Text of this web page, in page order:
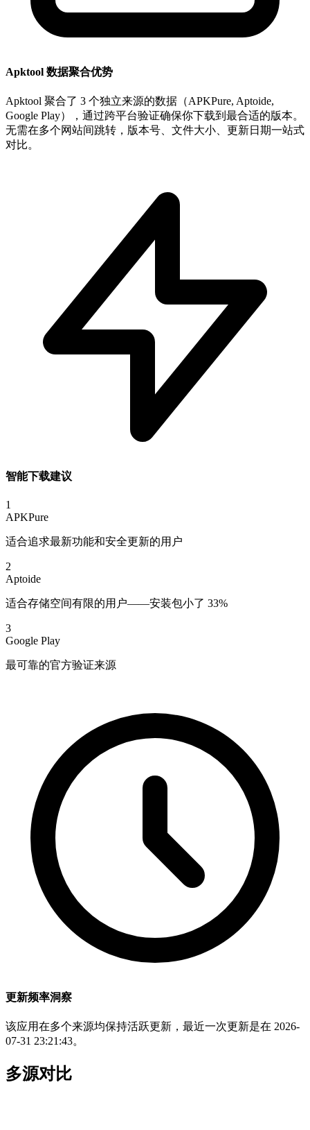
Apktool 数据聚合优势
Apktool 聚合了 3 个独立来源的数据（APKPure, Aptoide,
Google Play），通过跨平台验证确保你下载到最合适的版本。
无需在多个网站间跳转，版本号、文件大小、更新日期一站式
对比。
智能下载建议
1
APKPure
适合追求最新功能和安全更新的用户
2
Aptoide
适合存储空间有限的用户——安装包小了 33%
3
Google Play
最可靠的官方验证来源
更新频率洞察
该应用在多个来源均保持活跃更新，最近一次更新是在 2026-
07-31 23:21:43。
多源对比